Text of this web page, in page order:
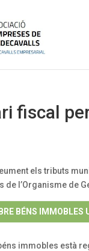
fiscal
els tributs
de l’Organisme de
BÉNS IMMOBLES
immobles està